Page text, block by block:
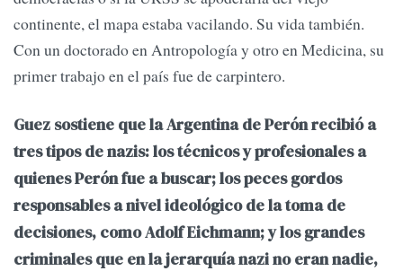
continente, el mapa estaba vacilando. Su vida también.
Con un doctorado en Antropología y otro en Medicina, su
primer trabajo en el país fue de carpintero.
Guez sostiene que la Argentina de Perón recibió a
tres tipos de nazis: los técnicos y profesionales a
quienes Perón fue a buscar; los peces gordos
responsables a nivel ideológico de la toma de
decisiones, como Adolf Eichmann; y los grandes
criminales que en la jerarquía nazi no eran nadie,